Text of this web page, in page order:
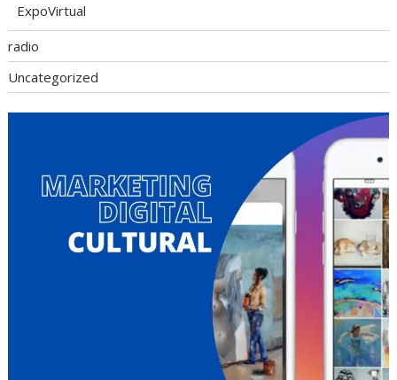
ExpoVirtual
radio
Uncategorized